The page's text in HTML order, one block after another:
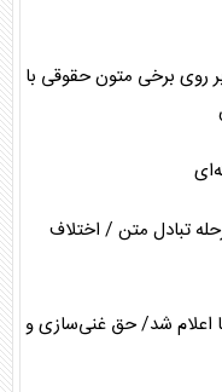
روی برخی متون حقوقی با
تبادل متن / اختلاف
اعلام شد/ حق غنی‌سازی و